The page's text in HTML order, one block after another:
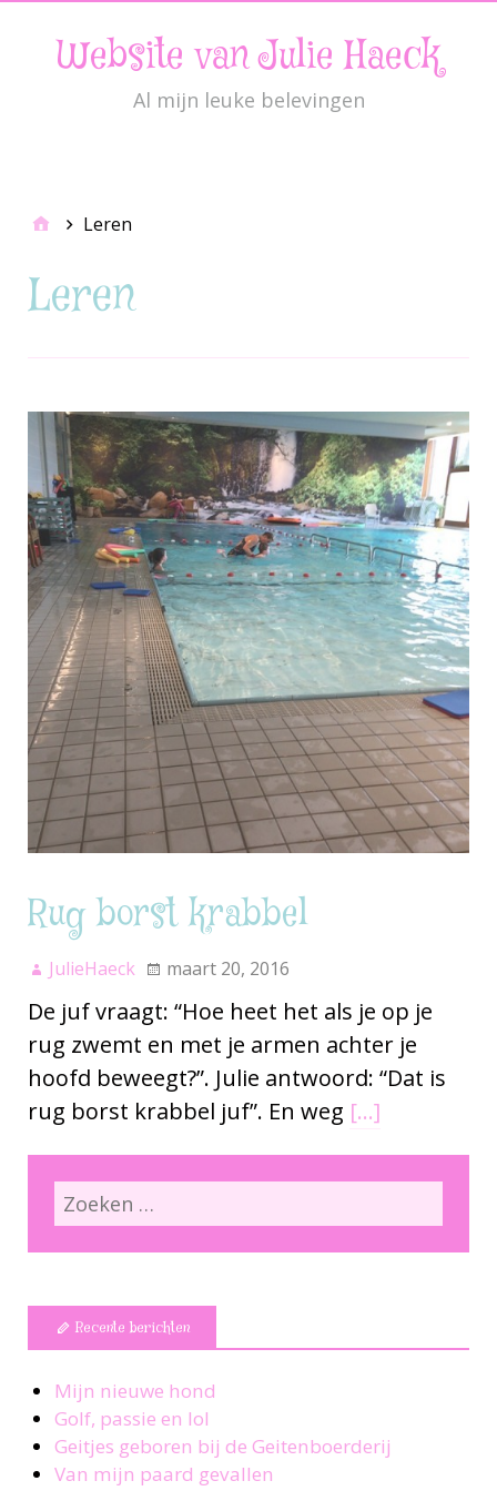
Website van Julie Haeck
Al mijn leuke belevingen
Leren
Leren
Rug borst krabbel
JulieHaeck maart 20, 2016
De juf vraagt: “Hoe heet het als je op je
rug zwemt en met je armen achter je
hoofd beweegt?”. Julie antwoord: “Dat is
rug borst krabbel juf”. En weg […]
Recente berichten
Mijn nieuwe hond
Golf, passie en lol
Geitjes geboren bij de Geitenboerderij
Van mijn paard gevallen